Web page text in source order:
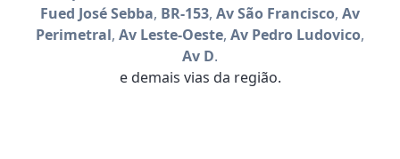
Fued José Sebba, BR-153, Av São Francisco, Av
Perimetral, Av Leste-Oeste, Av Pedro Ludovico,
Av D.
e demais vias da região.